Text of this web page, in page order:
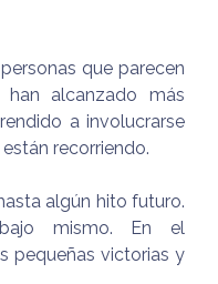
que parecen
alcanzado más
a involucrarse
recorriendo.
algún hito futuro.
mismo. En el
pequeñas victorias y